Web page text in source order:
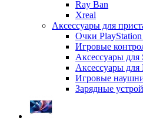
Ray Ban
Xreal
Аксессуары для
Очки
Игровые
Аксессуары для
Аксессуары для
Игровые
Зарядные